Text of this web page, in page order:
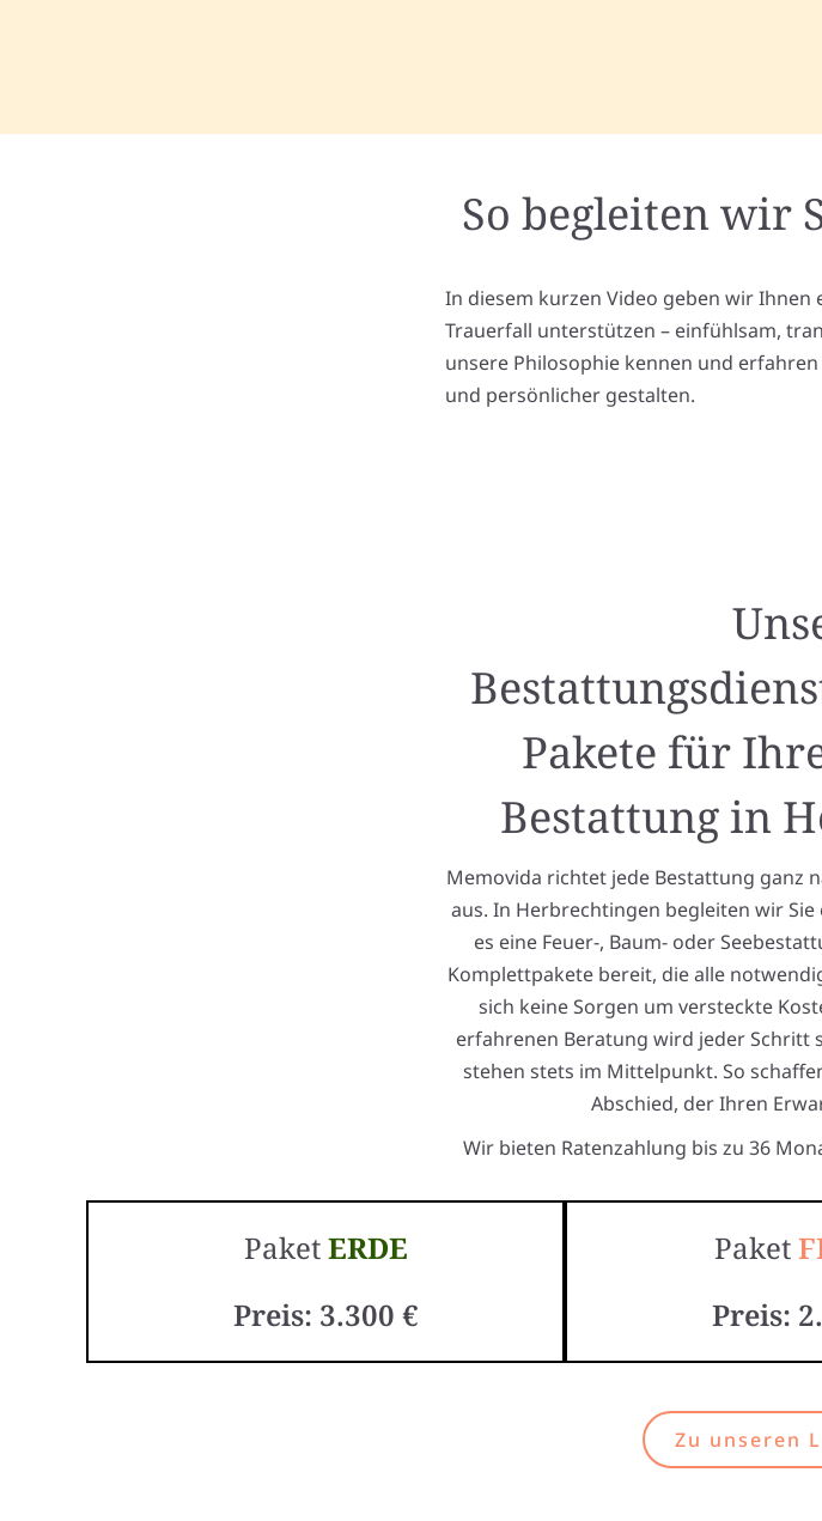
So begleiten wir
In diesem kurzen Video geben wir Ihnen
Trauerfall unterstützen – einfühlsam,
unsere Philosophie kennen und
und persönlicher gestalten.
Pakete für
Bestattung in
Memovida richtet jede Bestattung ganz
aus. In Herbrechtingen begleiten wir
es eine Feuer-, Baum- oder
Komplettpakete bereit, die alle
sich keine Sorgen um versteckte
erfahrenen Beratung wird jeder Schritt
stehen stets im Mittelpunkt. So
Abschied, der Ihren
Wir bieten Ratenzahlung bis zu 36
PaketERDE
Preis: 3.300 €
Paket
Preis:
Zu unseren